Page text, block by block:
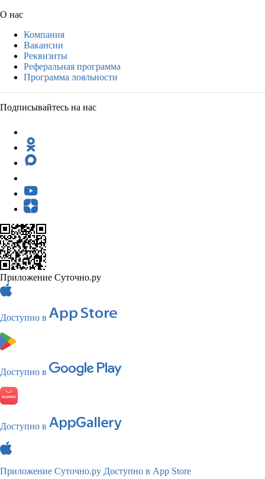
О нас
Компания
Вакансии
Реквизиты
Реферальная программа
Программа лояльности
Подписывайтесь на нас
Приложение Суточно.ру
Доступно в
Доступно в
Доступно в
Приложение Суточно.ру Доступно в App Store